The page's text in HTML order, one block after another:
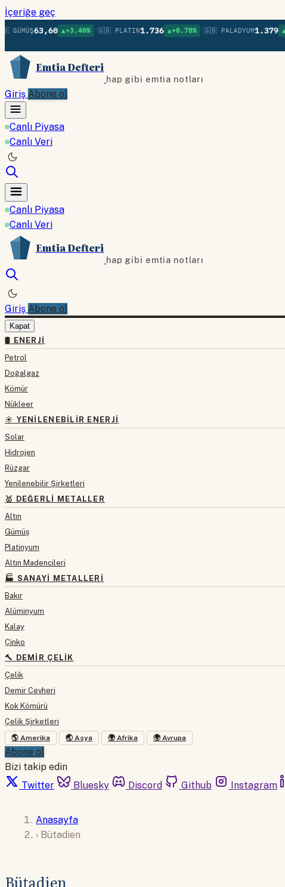
İçeriğe geç
63,60 ▲+3.40% •🇬🇧 PLATIN1.736 ▲+0.78% •🇬🇧 PALADYUM1.379
Emtia Defteri
hap gibi emtia notları
Giriş Abone ol
Canlı Piyasa
Canlı Veri
Canlı Piyasa
Canlı Veri
Emtia Defteri
hap gibi emtia notları
Giriş Abone ol
Kapat
🛢 ENERJI
Petrol
Doğalgaz
Kömür
Nükleer
☀️ YENILENEBILIR ENERJI
Solar
Hidrojen
Rüzgar
Yenilenebilir Şirketleri
🥇 DEĞERLI METALLER
Altın
Gümüş
Platinyum
Altın Madencileri
🏭 SANAYI METALLERI
Bakır
Alüminyum
Kalay
Çinko
🔨 DEMIR ÇELIK
Çelik
Demir Cevheri
Kok Kömürü
Çelik Şirketleri
🌎 Amerika 🌏 Asya 🌍 Afrika 🌍 Avrupa
Abone ol
Bizi takip edin
Twitter
Bluesky Discord Github Instagram
Anasayfa
› Bütadien
Bütadien